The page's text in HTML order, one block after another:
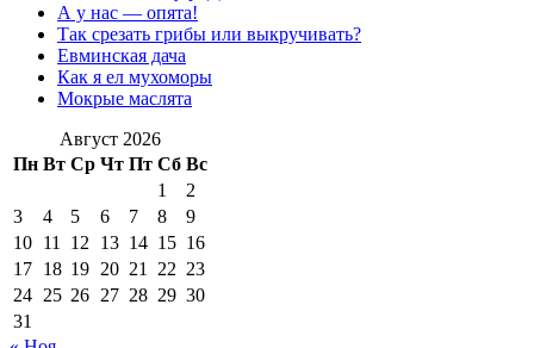
А у нас — опята!
Так срезать грибы или выкручивать?
Евминская дача
Как я ел мухоморы
Мокрые маслята
Август 2026
Пн Вт Ср Чт Пт Сб Вс
1
2
3
4 5 6 7 8
9
10 11 12 13 14 15 16
17 18 19 20 21 22 23
24 25 26 27 28 29 30
31